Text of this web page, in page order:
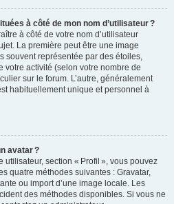
à côté de mon nom d’utilisateur ?
à côté de votre nom d’utilisateur
La première peut être une image
souvent représentée par des étoiles,
votre activité (selon votre nombre de
sur le forum. L’autre, généralement
habituellement unique et personnel à
avatar ?
utilisateur, section « Profil », vous pouvez
quatre méthodes suivantes : Gravatar,
ou import d’une image locale. Les
des méthodes disponibles. Si vous ne